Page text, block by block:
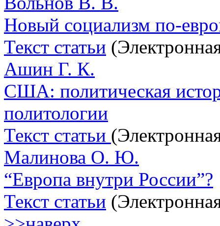
Новый социализм по-
Текст статьи
Ашин Г. К.
США: политическая
политологии
Текст статьи
Малинова О. Ю.
“Европа внутри России”?
Текст статьи